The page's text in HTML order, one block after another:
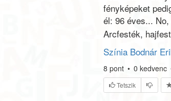
fényképeket
él: 96 éves...
Arcfesték,
Színia Bodnár
8 pont • 0 kedvenc
Tetszik